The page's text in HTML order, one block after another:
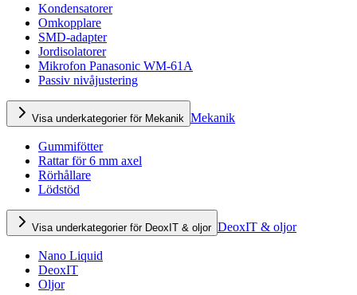
Kondensatorer
Omkopplare
SMD-adapter
Jordisolatorer
Mikrofon Panasonic WM-61A
Passiv nivåjustering
Visa underkategorier för Mekanik Mekanik
Gummifötter
Rattar för 6 mm axel
Rörhållare
Lödstöd
Visa underkategorier för DeoxIT & oljor DeoxIT & oljor
Nano Liquid
DeoxIT
Oljor